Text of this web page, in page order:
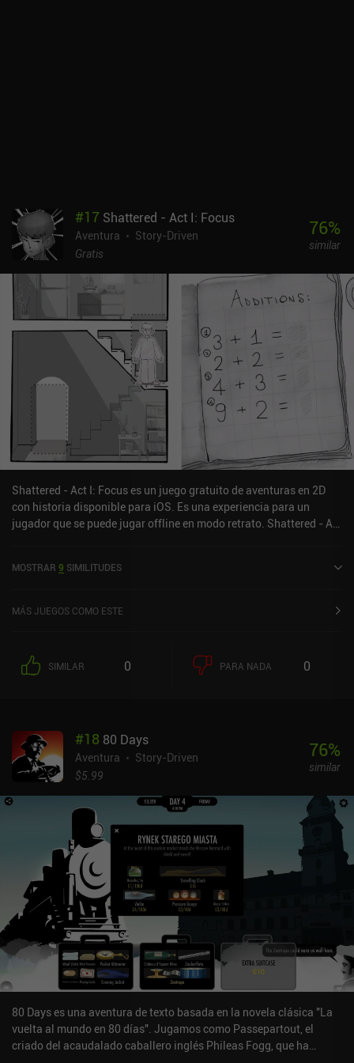
más de juego. Hay otros iAP para "huevos" y "flores", pero no
afectan en absoluto a la jugabilidad.
#17 Shattered - Act I: Focus
Aventura
Story-Driven
Gratis
76%
similar
Shattered - Act I: Focus es un juego gratuito de aventuras en 2D
con historia disponible para iOS. Es una experiencia para un
jugador que se puede jugar offline en modo retrato. Shattered - Act
MOSTRAR 9 SIMILITUDES
MÁS JUEGOS COMO ESTE
SIMILAR 0 PARA NADA 0
#18 80 Days
Aventura
Story-Driven
$5.99
76%
similar
80 Days es una aventura de texto basada en la novela clásica "La
vuelta al mundo en 80 días". Jugamos como Passepartout, el
criado del acaudalado caballero inglés Phileas Fogg, que ha